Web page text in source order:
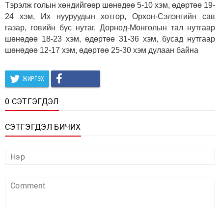
Тэрэлж голын хөндийгөөр шөнөдөө 5-10 хэм, өдөртөө 19-
24 хэм, Их нууруудын хотгор, Орхон-Сэлэнгийн сав
газар, говийн бүс нутаг, Дорнод-Монголын тал нутгаар
шөнөдөө 18-23 хэм, өдөртөө 31-36 хэм, бусад нутгаар
шөнөдөө 12-17 хэм, өдөртөө 25-30 хэм дулаан байна
ЖИРГЭХ
0 СЭТГЭГДЭЛ
СЭТГЭГДЭЛ БИЧИХ